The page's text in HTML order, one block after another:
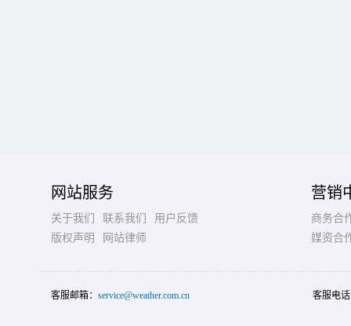
网站服务
关于我们 联系我们
用户反馈
版权声明
网站律师
营销
商务合
媒资合
客服邮箱： service@weather.com.cn 客服电